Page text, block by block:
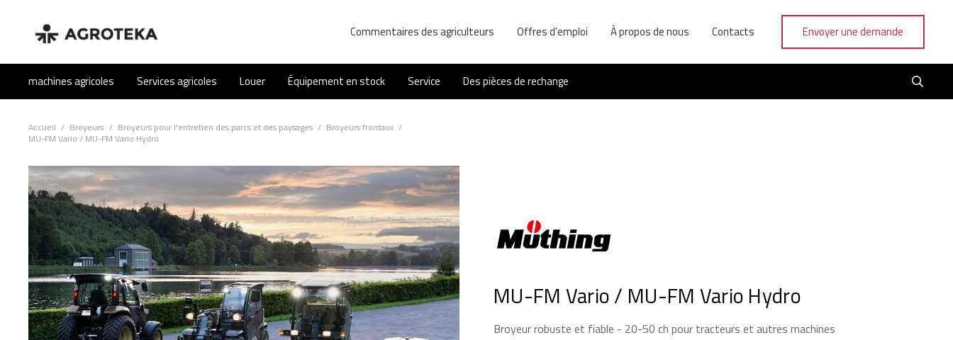
Commentaires des agriculteurs Offres d'emploi À propos de nous Contacts Envoyer une demande
machines agricoles Services agricoles Louer Équipement en stock Service Des pièces de rechange
Accueil / Broyeurs / Broyeurs pour l'entretien des parcs et des paysages / Broyeurs frontaux /
MU-FM Vario / MU-FM Vario Hydro
MU-FM Vario / MU-FM Vario Hydro
Broyeur robuste et fiable - 20-50 ch pour tracteurs et autres machines